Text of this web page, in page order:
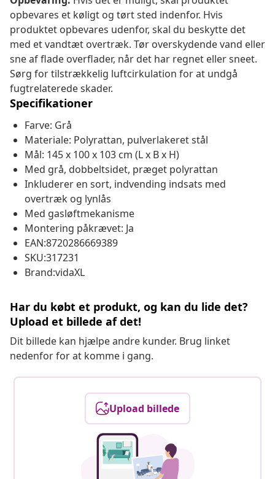
opbevares et køligt og tørt sted indenfor. Hvis
produktet opbevares udenfor, skal du beskytte det
med et vandtæt overtræk. Tør overskydende vand eller
sne af flade overflader, når det har regnet eller sneet.
Sørg for tilstrækkelig luftcirkulation for at undgå
fugtrelaterede skader.
Specifikationer
Farve: Grå
Materiale: Polyrattan, pulverlakeret stål
Mål: 145 x 100 x 103 cm (L x B x H)
Med grå, dobbeltsidet, præget polyrattan
Inkluderer en sort, indvending indsats med
overtræk og lynlås
Med gasløftmekanisme
Montering påkrævet: Ja
EAN:8720286669389
SKU:317231
Brand:vidaXL
Har du købt et produkt, og kan du lide det?
Upload et billede af det!
Dit billede kan hjælpe andre kunder. Brug linket
nedenfor for at komme i gang.
Upload billede